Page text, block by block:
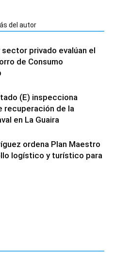
del autor
sector privado evalúan el
de Consumo
(E) inspecciona
recuperación de la
en La Guaira
ordena Plan Maestro
logístico y turístico para